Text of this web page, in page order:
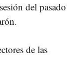
del pasado
de las